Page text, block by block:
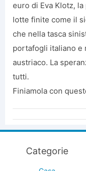
euro di Eva Klotz,
lotte finite come il
che nella tasca
portafogli italiano e
austriaco. La
tutti.
Finiamola con
Categorie